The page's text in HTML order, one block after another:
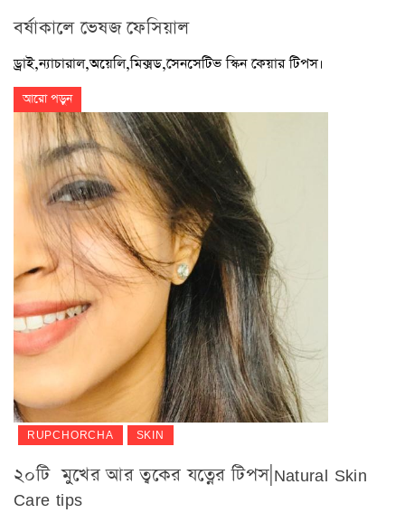
বর্ষাকালে ভেষজ ফেসিয়াল
ড্ৰাই,ন্যাচারাল,অয়েলি,মিক্সড,সেনসেটিভ স্কিন কেয়ার টিপস।
আরো পড়ুন
RUPCHORCHA SKIN
২০টি মুখের আর ত্বকের যত্নের টিপস|Natural Skin
Care tips